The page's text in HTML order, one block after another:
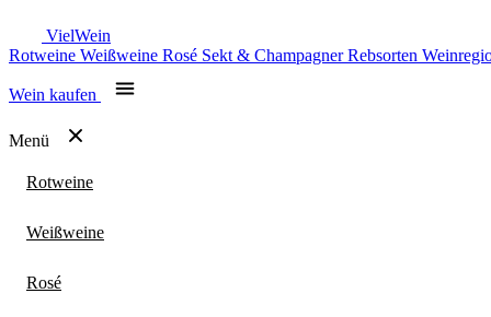
VielWein
Rotweine Weißweine Rosé Sekt & ChampagnerRebsorten
Wein kaufen
Menü
Rotweine
Weißweine
Rosé